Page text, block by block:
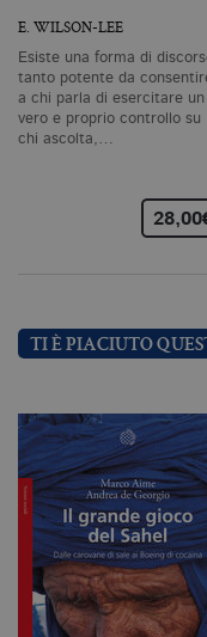
E. WILSON-LEE
Esiste una forma di
tanto potente da
a chi parla di esercitare un
vero e proprio controllo su
chi ascolta,…
TI È PIACIUTO
_gid